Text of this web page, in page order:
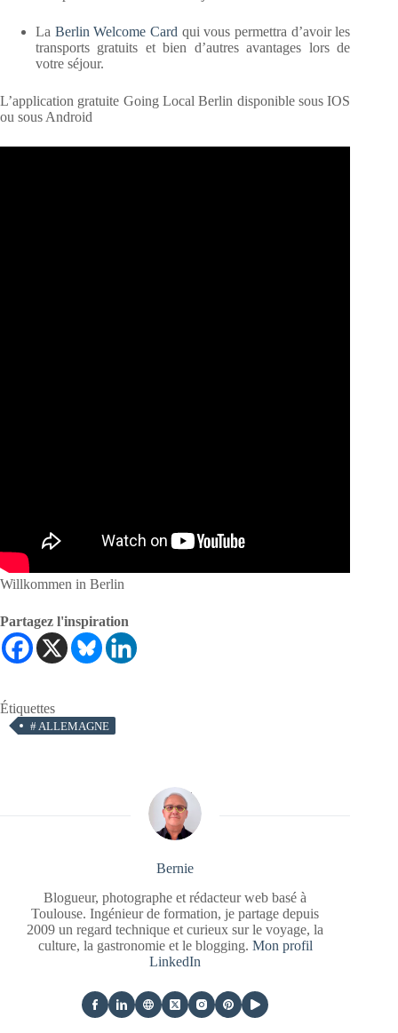
La Berlin Welcome Card qui vous permettra d’avoir les
transports gratuits et bien d’autres avantages lors de
votre séjour.
L’application gratuite Going Local Berlin disponible sous IOS
ou sous Android
Willkommen in Berlin
Partagez l'inspiration
Étiquettes
#ALLEMAGNE
Bernie
Blogueur, photographe et rédacteur web basé à
Toulouse. Ingénieur de formation, je partage depuis
2009 un regard technique et curieux sur le voyage, la
culture, la gastronomie et le blogging. Mon profil
LinkedIn